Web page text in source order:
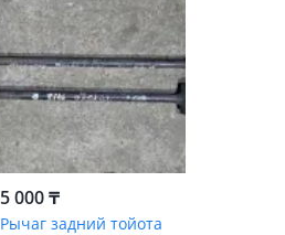
5 000 ₸
Рычаг задний тойота